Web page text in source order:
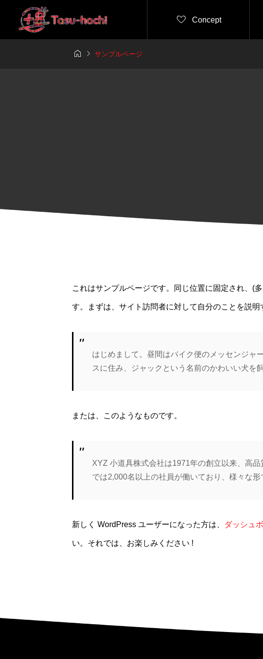
 Concept
  サンプルページ
これはサンプルページです。同じ位置に固定され、(
す。まずは、サイト訪問者に対して自分のことを説
はじめまして。昼間はバイク便のメッセンジャ
スに住み、ジャックという名前のかわいい犬を
または、このようなものです。
XYZ 小道具株式会社は1971年の創立以来、高
では2,000名以上の社員が働いており、様々な
新しく WordPress ユーザーになった方は、 ダッシュ
い。それでは、お楽しみください !